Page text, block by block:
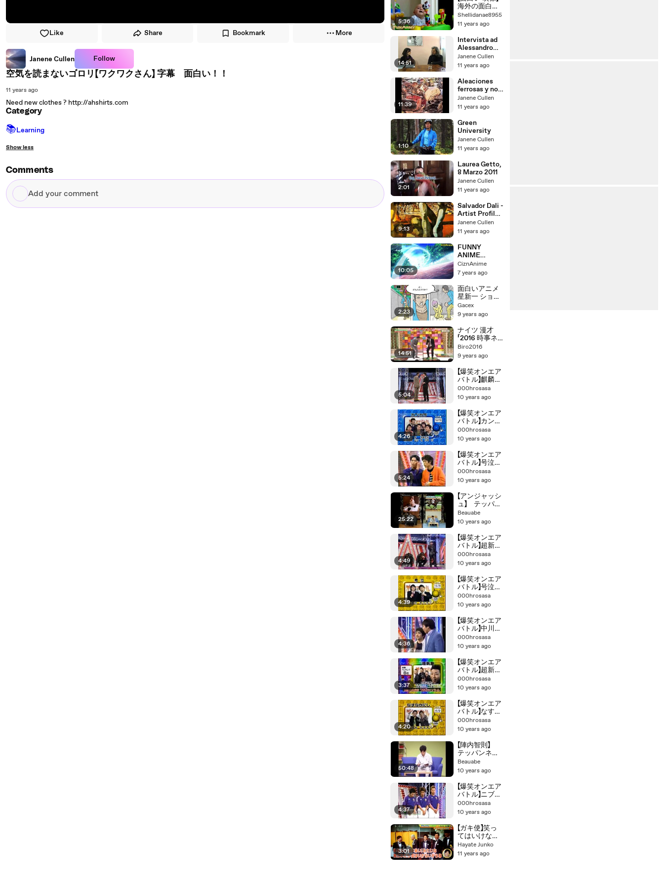
Like Share Bookmark More
Janene Cullen Follow
空気を読まないゴロリ【ワクワクさん】 字幕 面白い！！
11 years ago
Need new clothes ? http://ahshirts.com
Category
📚Learning
Show less
Comments
Add
your
笑い・漫才・
コント】
5:36
海外の面白・
イタズラ・ハ
プニング動画
Shellidanae8955
11 years ago
14:51
Intervista ad
Alessandro
Bergonzoni/1
Janene Cullen
11 years ago
11:39
Aleaciones
ferrosas y no
ferrosas
Janene Cullen
11 years ago
1:10
Green
University
Janene Cullen
11 years ago
2:01
Laurea Getto,
8 Marzo 2011
Janene Cullen
11 years ago
9:13
Salvador Dali -
Artist Profile :
Painting-
Course.Com
Janene Cullen
11 years ago
10:05
FUNNY
ANIME
"PREGNANT"
LOGIC |
Compilation |
いろんなアニ
メの面白い妊
娠シーン集
CiznAnime
7 years ago
2:23
面白いアニメ
星新一 ショー
トショート ア
ニメ目標! '間
発明家' 【世に
も奇妙な物語
罰, 笑える 短
編アニメ 1話完
結, ギャグ, シ
ュール, 漫画動
画】カヤシマシ
ティー
Gacex
9 years ago
14:51
ナイツ 漫才
「2016 時事ネ
タ漫才」＆「怖
い話」おもしろ
ｗｗ ２本続け
てご覧くださ
い！
Biro2016
9 years ago
5:04
【爆笑オンエア
バトル】麒麟幸
せ物語【オンバ
ト・お笑い・
000hrosasa
10 years ago
4:26
【爆笑オンエア
バトル】カンカ
ラ14084【オン
バト・お笑
ント】
000hrosasa
10 years ago
5:24
【爆笑オンエア
バトル】号泣
【オンバト・お
笑い・漫才・
000hrosasa
10 years ago
25:22
【アンジャッシ
ュ】 テッパン
ネタ集!! 10つ
Beauabe
10 years ago
4:49
【爆笑オンエア
バトル】超新塾
【オンバト・お
笑い・漫才・
000hrosasa
10 years ago
4:39
【爆笑オンエア
バトル】号泣と
【オンバト・お
笑い・漫才・
000hrosasa
10 years ago
4:36
【爆笑オンエア
バトル】中川家
【オンバト・お
笑い・漫才・
000hrosasa
10 years ago
3:37
【爆笑オンエア
バトル】超新塾
と【オンバト・
お笑い・漫
000hrosasa
10 years ago
4:20
【爆笑オンエア
バトル】なすな
かにし【オンバ
ト・お笑い・
000hrosasa
10 years ago
50:48
【陣内智則】
テッパンネタ
集‼ 10つ
Beauabe
10 years ago
4:37
【爆笑オンエア
バトル】ニブン
ノゴ!と+【オン
バト・お笑
ント】
000hrosasa
10 years ago
3:01
【ガキ使】笑っ
てはいけない
名探偵24時！
ダウンタウン
Hayate Junko
11 years ago